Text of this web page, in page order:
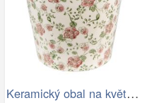
Keramický obal na květináč s růžovými…